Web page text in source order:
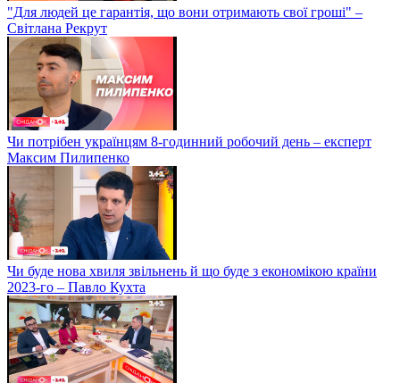
"Для людей це гарантія, що вони отримають свої гроші" –
Світлана Рекрут
Чи потрібен українцям 8-годинний робочий день – експерт
Максим Пилипенко
Чи буде нова хвиля звільнень й що буде з економікою країни
2023-го – Павло Кухта